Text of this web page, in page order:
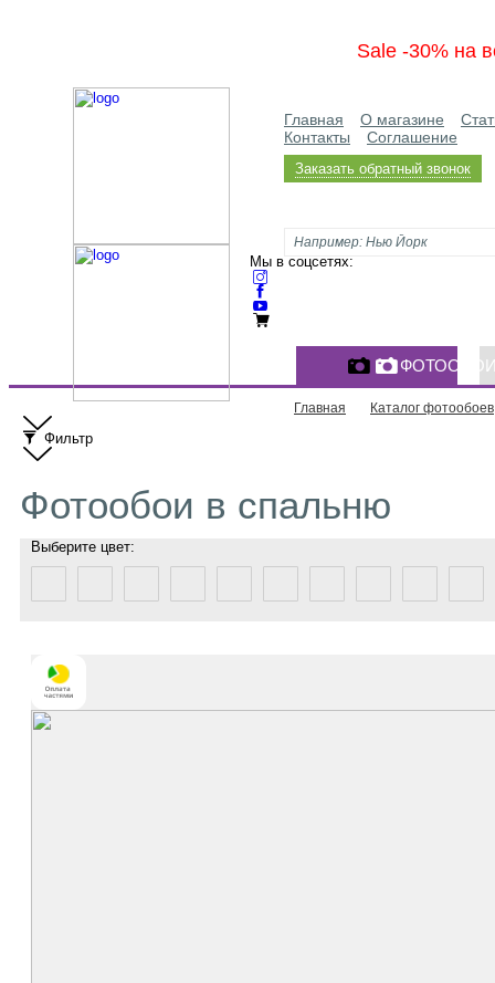
Sale -30% на
Главная О магазине
Контакты
Соглашение
Заказать обратный звонок
Мы в соцсетях:
Главная Каталог фотообоев
Фильтр
Фотообои в спальню
Выберите цвет: